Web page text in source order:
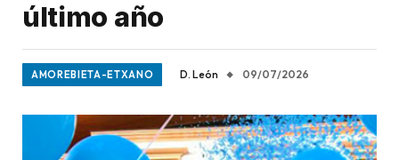
último año
AMOREBIETA-ETXANO D. León 09/07/2026